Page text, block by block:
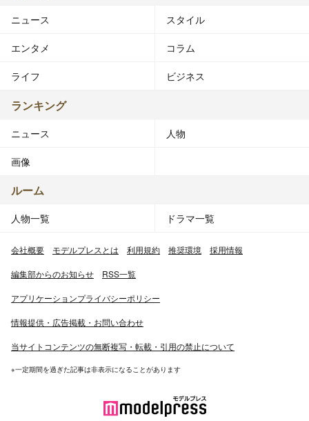
ニュース スタイル
エンタメ コラム
ライフ ビジネス
ランキング
ニュース 人物
画像
ルーム
人物一覧 ドラマ一覧
会社概要 モデルプレスとは 利用規約 推奨環境 採用情報
編集部からのお知らせ RSS一覧
アプリケーションプライバシーポリシー
情報提供・広告掲載・お問い合わせ
当サイトコンテンツの無断複写・転載・引用の禁止について
※一定期間を過ぎた記事は非表示になることがあります